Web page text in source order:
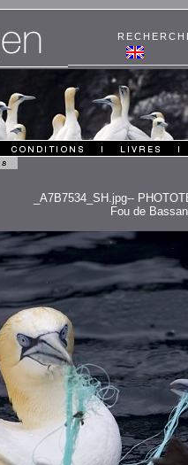
_A7B7534_SH.jpg--
Fou de Bassan